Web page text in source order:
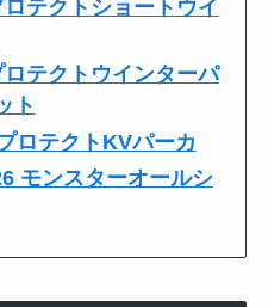
テクトショートウイ
テクトウインターパ
ト
ロテクトKVパーカ
モンスターオールシ